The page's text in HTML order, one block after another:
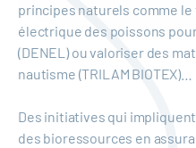
principes naturels comme
électrique des poissons
(DENEL) ou valoriser des
nautisme (TRILAM BIOTEX)…
Des initiatives qui
des bioressources en